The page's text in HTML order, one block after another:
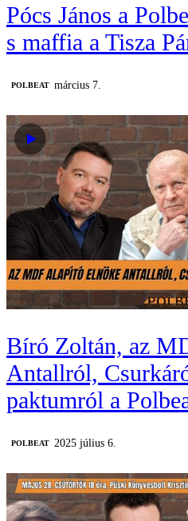
Pócs János a
s maffia a Tisza
‎POLBEAT március 7.
Bíró Zoltán, az
Antallról,
paktumról a
‎POLBEAT 2025 július 6.